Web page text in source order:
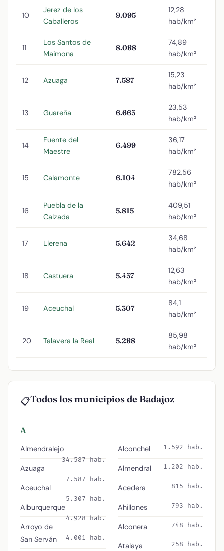
10
Jerez de los
Caballeros
9.095
12,28
hab/km²
11
Los Santos de
Maimona
8.088
74,89
hab/km²
12 Azuaga 7.587
15,23
hab/km²
13 Guareña 6.665
23,53
hab/km²
14
Fuente del
Maestre
6.499
36,17
hab/km²
15 Calamonte 6.104
782,56
hab/km²
16
Puebla de la
Calzada
5.815
409,51
hab/km²
17 Llerena 5.642
34,68
hab/km²
18 Castuera 5.457
12,63
hab/km²
19 Aceuchal 5.307
84,1
hab/km²
20 Talavera la Real 5.288
85,98
hab/km²
📋Todos los municipios de Badajoz
A
Almendralejo
34.587 hab.
Azuaga
7.587 hab.
Aceuchal
5.307 hab.
Alburquerque
4.928 hab.
Arroyo de
San Serván
4.001 hab.
Alconchel 1.592 hab.
Almendral 1.202 hab.
Acedera 815 hab.
Ahillones 793 hab.
Alconera 748 hab.
Atalaya 258 hab.